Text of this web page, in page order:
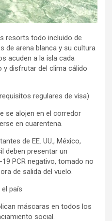
resorts todo incluido de
de arena blanca y su cultura
acuden a la isla cada
y disfrutar del clima cálido
regulares de visa)
se alojen en el corredor
en cuarentena.
de EE. UU., México,
deben presentar un
PCR negativo, tomado no
de salida del vuelo.
país
máscaras en todos los
social.